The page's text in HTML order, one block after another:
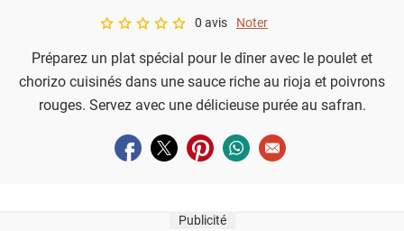
A star rating of 0 out of 5.
0 avis Noter
Préparez un plat spécial pour le dîner avec le poulet et
chorizo cuisinés dans une sauce riche au rioja et poivrons
rouges. Servez avec une délicieuse purée au safran.
Partager sur facebook
Partager sur twitter
Partager sur pinterest
Partager sur whatsapp
Envoyer à un ami
Publicité